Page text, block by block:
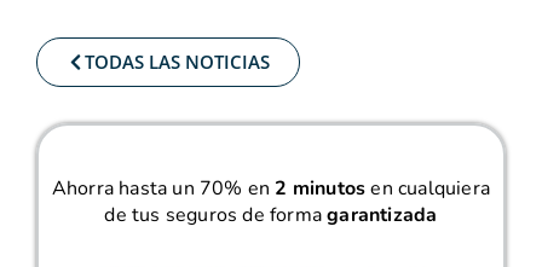
TODAS LAS NOTICIAS
Ahorra hasta un 70% en 2 minutosen cualquiera
de tus seguros de formagarantizada